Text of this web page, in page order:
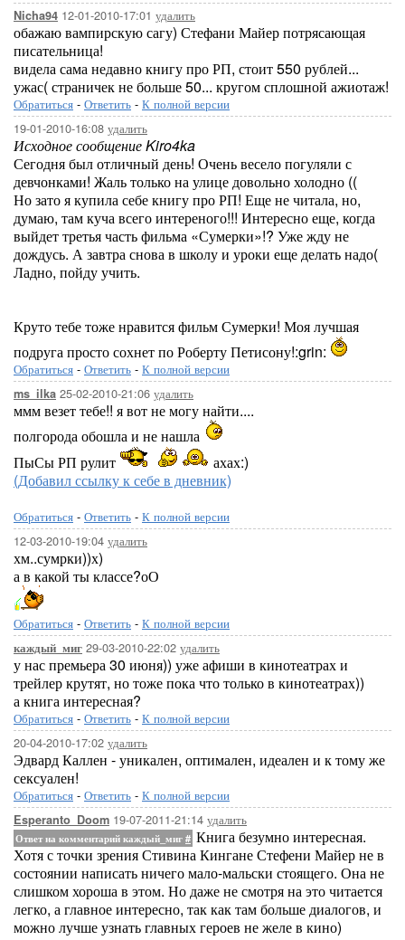
Nicha94 12-01-2010-17:01 удалить
обажаю вампирскую сагу) Стефани Майер потрясающая
писательница!
видела сама недавно книгу про РП, стоит 550 рублей...
ужас( страничек не больше 50... кругом сплошной ажиотаж!
Обратиться - Ответить - К полной версии
19-01-2010-16:08 удалить
Исходное сообщение Kiro4ka
Сегодня был отличный день! Очень весело погуляли с
девчонками! Жаль только на улице довольно холодно ((
Но зато я купила себе книгу про РП! Еще не читала, но,
думаю, там куча всего интереного!!! Интересно еще, когда
выйдет третья часть фильма «Сумерки»!? Уже жду не
дождусь. А завтра снова в школу и уроки еще делать надо(
Ладно, пойду учить.
Круто тебе тоже нравится фильм Сумерки! Моя лучшая
подруга просто сохнет по Роберту Петисону!:grin:
Обратиться - Ответить - К полной версии
ms_ilka 25-02-2010-21:06 удалить
ммм везет тебе!! я вот не могу найти....
полгорода обошла и не нашла
ПыСы РП рулит
ахах:)
(Добавил ссылку к себе в дневник)
Обратиться - Ответить - К полной версии
12-03-2010-19:04 удалить
хм..сумрки))х)
а в какой ты классе?оО
Обратиться - Ответить - К полной версии
каждый_миг 29-03-2010-22:02 удалить
у нас премьера 30 июня)) уже афиши в кинотеатрах и
трейлер крутят, но тоже пока что только в кинотеатрах))
а книга интересная?
Обратиться - Ответить - К полной версии
20-04-2010-17:02 удалить
Эдвард Каллен - уникален, оптимален, идеален и к тому же
сексуален!
Обратиться - Ответить - К полной версии
Esperanto_Doom 19-07-2011-21:14 удалить
Ответ на комментарий каждый_миг # Книга безумно интересная.
Хотя с точки зрения Стивина Кингане Стефени Майер не в
состоянии написать ничего мало-мальски стоящего. Она не
слишком хороша в этом. Но даже не смотря на это читается
легко, а главное интересно, так как там больше диалогов, и
можно лучше узнать главных героев не желе в кино)